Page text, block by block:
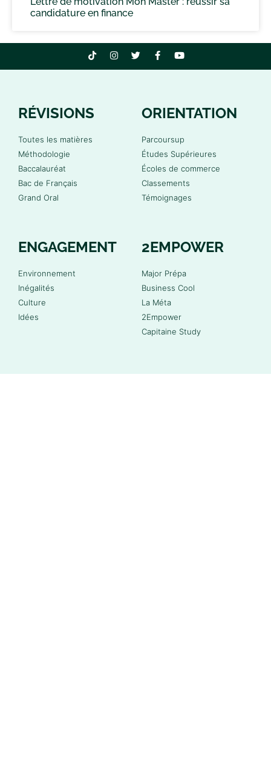
candidature en finance
RÉVISIONS
Toutes les matières
Méthodologie
Baccalauréat
Bac de Français
Grand Oral
ORIENTATION
Parcoursup
Études Supérieures
Écoles de commerce
Classements
Témoignages
ENGAGEMENT
Environnement
Inégalités
Culture
Idées
2EMPOWER
Major Prépa
Business Cool
La Méta
2Empower
Capitaine Study